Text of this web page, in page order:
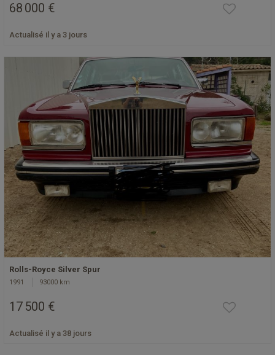
68 000 €
Actualisé il y a 3 jours
Rolls-Royce Silver Spur
1991 93000 km
17 500 €
Actualisé il y a 38 jours